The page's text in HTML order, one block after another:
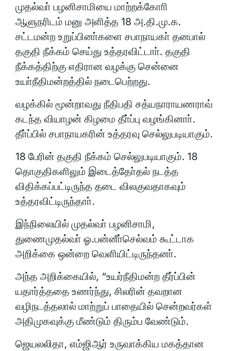
முதல்வா் பழனிசாமியை மாற்றக்கோாி
ஆளுநரிடம் மனு அளித்த 18 அ.தி.மு.க.
சட்டமன்ற உறுப்பினா்களை சபாநாயகா் தனபால்
தகுதி நீக்கம் செய்து உத்தரவிட்டாா். தகுதி
நீக்கத்திற்கு எதிரான வழக்கு சென்னை
உயா்நீதிமன்றத்தில் நடைபெற்றது.
வழக்கில் மூன்றாவது நீதிபதி சத்யநாராயணராவ்
கடந்த வியாழன் கிழமை தீா்ப்பு வழங்கினாா்.
தீா்ப்பில் சபாநாயகரின் உத்தரவு செல்லுபடியாகும்.
18 பேரின் தகுதி நீக்கம் செல்லுபடியாகும். 18
தொகுதிகளிலும் இடைத்தோ்தல் நடத்த
விதிக்கப்பட்டிருந்த தடை விலகுவதாகவும்
உத்தரவிட்டிருந்தாா்.
இந்நிலையில் முதல்வா் பழனிசாமி,
துணைமுதல்வா் ஓ.பன்னீா்செல்வம் கூட்டாக
அறிக்கை ஒன்றை வெளியிட்டிருந்தனா்.
அந்த அறிக்கையில், “உயர்நீதிமன்ற தீர்ப்பின்
யதார்த்ததை உணர்ந்து, சிலரின் தவறான
வழிநடத்தலால் மாற்றுப் பாதையில் சென்றவர்கள்
அதிமுகவுக்கு மீண்டும் திரும்ப வேண்டும்.
ஜெயலலிதா, எம்ஜிஆர் உருவாக்கிய மகத்தான